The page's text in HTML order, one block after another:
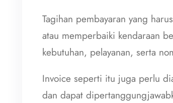
Tagihan pembayaran yang
atau memperbaiki kendaraan
kebutuhan, pelayanan, serta
Invoice seperti itu juga perlu
dan dapat